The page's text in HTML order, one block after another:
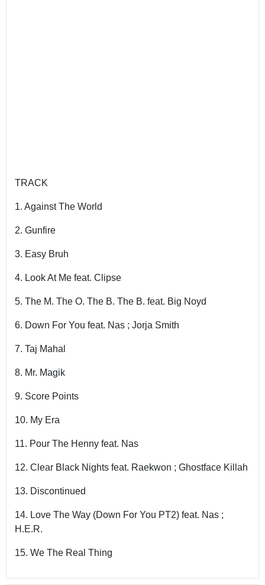
TRACK
1. Against The World
2. Gunfire
3. Easy Bruh
4. Look At Me feat. Clipse
5. The M. The O. The B. The B. feat. Big Noyd
6. Down For You feat. Nas ; Jorja Smith
7. Taj Mahal
8. Mr. Magik
9. Score Points
10. My Era
11. Pour The Henny feat. Nas
12. Clear Black Nights feat. Raekwon ; Ghostface Killah
13. Discontinued
14. Love The Way (Down For You PT2) feat. Nas ;
H.E.R.
15. We The Real Thing